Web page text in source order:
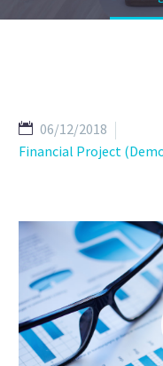
06/12/2018
Financial Project